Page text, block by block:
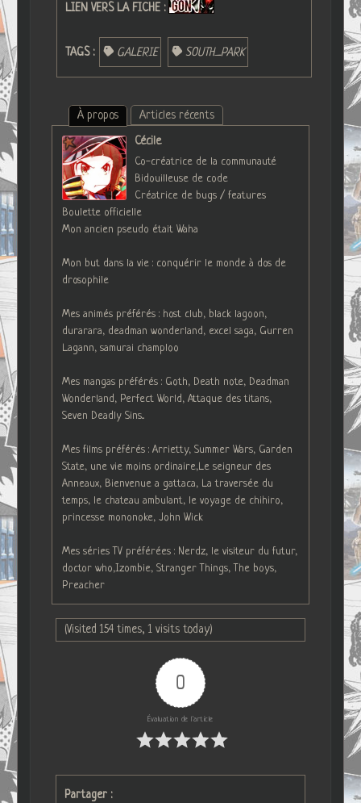
LIEN VERS LA FICHE :
TAGS : GALERIE SOUTH_PARK
À propos
Articles récents
Cécile
Co-créatrice de la communauté
Bidouilleuse de code
Créatrice de bugs / features
Boulette officielle
Mon ancien pseudo était Waha
Mon but dans la vie : conquérir le monde à dos de
drosophile
Mes animés préférés : host club, black lagoon,
durarara, deadman wonderland, excel saga, Gurren
Lagann, samurai champloo
Mes mangas préférés : Goth, Death note, Deadman
Wonderland, Perfect World, Attaque des titans,
Seven Deadly Sins...
Mes films préférés : Arrietty, Summer Wars, Garden
State, une vie moins ordinaire,Le seigneur des
Anneaux, Bienvenue a gattaca, La traversée du
temps, le chateau ambulant, le voyage de chihiro,
princesse mononoke, John Wick
Mes séries TV préférées : Nerdz, le visiteur du futur,
doctor who,Izombie, Stranger Things, The boys,
Preacher
(Visited 154 times, 1 visits today)
0
Évaluation de l'article
Partager :